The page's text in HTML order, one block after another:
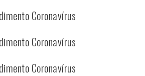
Coronavírus
Coronavírus
Coronavírus